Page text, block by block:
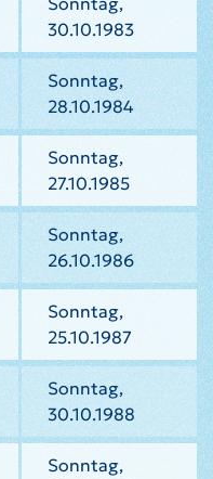
30.10.1983
Sonntag,
28.10.1984
Sonntag,
27.10.1985
Sonntag,
26.10.1986
Sonntag,
25.10.1987
Sonntag,
30.10.1988
Sonntag,